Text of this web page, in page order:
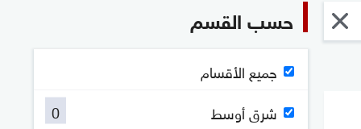
حسب القسم
جميع الأقسام
شرق أوسط
0